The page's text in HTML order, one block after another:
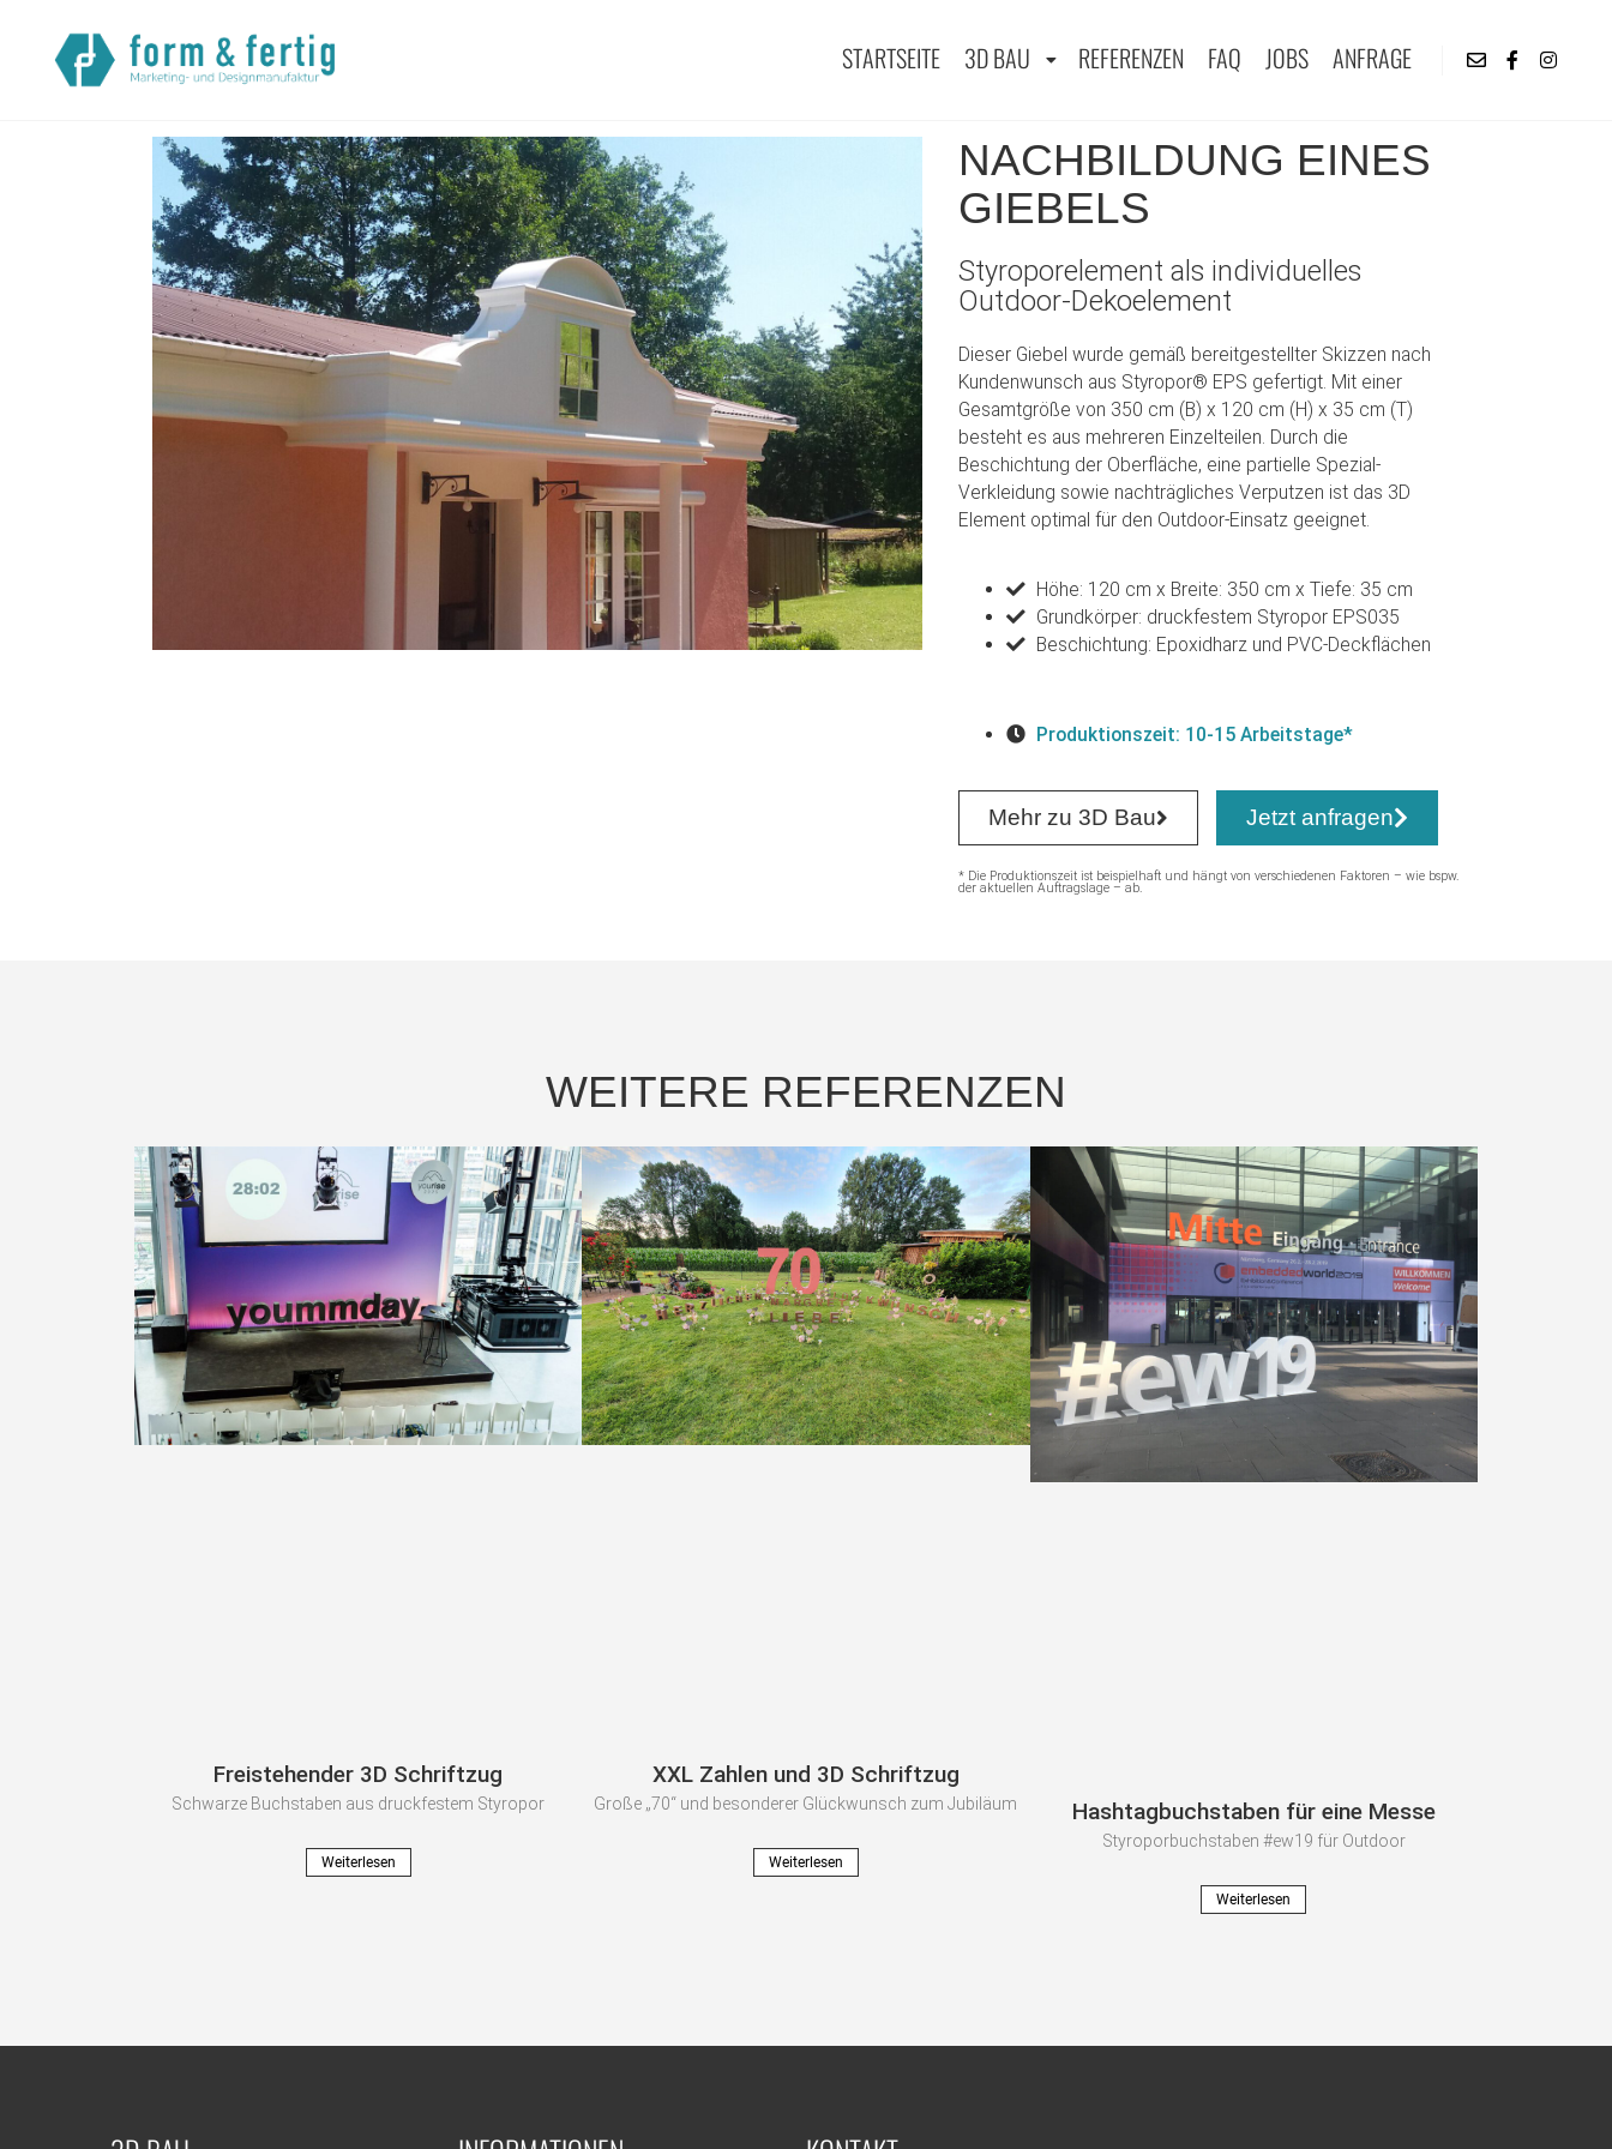
STARTSEITE 3D BAU REFERENZEN FAQ JOBS ANFRAGE
Startseite>Referenzen> Nachbildung eines Giebels
NACHBILDUNG EINES
GIEBELS
Styroporelement als individuelles
Outdoor-Dekoelement
Dieser Giebel wurde gemäß bereitgestellter Skizzen nach
Kundenwunsch aus Styropor® EPS gefertigt. Mit einer
Gesamtgröße von 350 cm (B) x 120 cm (H) x 35 cm (T)
besteht es aus mehreren Einzelteilen. Durch die
Beschichtung der Oberfläche, eine partielle Spezial-
Verkleidung sowie nachträgliches Verputzen ist das 3D
Element optimal für den Outdoor-Einsatz geeignet.
Höhe: 120 cm x Breite: 350 cm x Tiefe: 35 cm
Grundkörper: druckfestem Styropor EPS035
Beschichtung: Epoxidharz und PVC-Deckflächen
Produktionszeit: 10-15 Arbeitstage*
Mehr zu 3D Bau Jetzt anfragen
* Die Produktionszeit ist beispielhaft und hängt von verschiedenen Faktoren – wie bspw.
der aktuellen Auftragslage – ab.
WEITERE REFERENZEN
Freistehender 3D Schriftzug
Schwarze Buchstaben aus druckfestem Styropor
Weiterlesen
XXL Zahlen und 3D Schriftzug
Große „70“ und besonderer Glückwunsch zum Jubiläum
Weiterlesen
Hashtagbuchstaben für eine Messe
Styroporbuchstaben #ew19 für Outdoor
Weiterlesen